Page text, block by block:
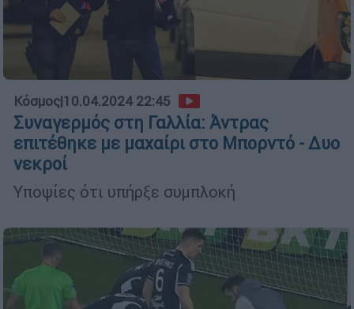
Κόσμος|10.04.2024 22:45
Συναγερμός στη Γαλλία: Άντρας
επιτέθηκε με μαχαίρι στο Μπορντό - Δυο
νεκροί
Υποψίες ότι υπήρξε συμπλοκή